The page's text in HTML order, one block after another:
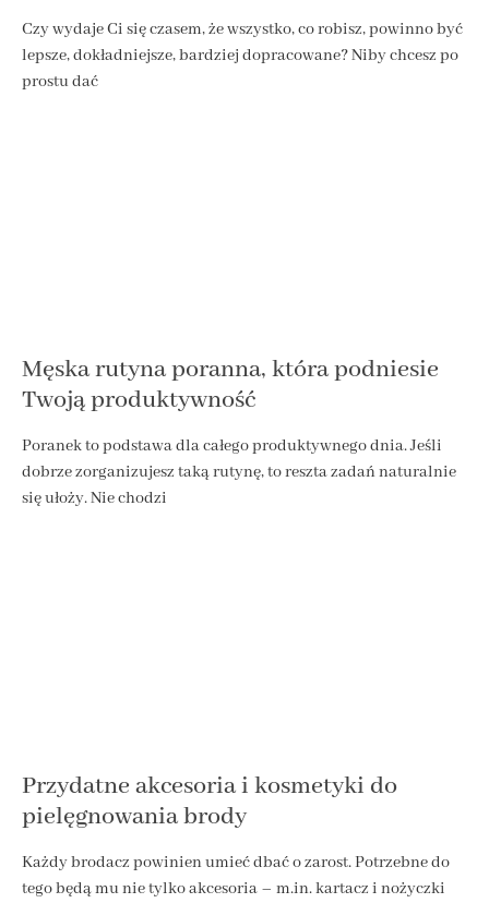
Czy wydaje Ci się czasem, że wszystko, co robisz, powinno być
lepsze, dokładniejsze, bardziej dopracowane? Niby chcesz po
prostu dać
Męska rutyna poranna, która podniesie
Twoją produktywność
Poranek to podstawa dla całego produktywnego dnia. Jeśli
dobrze zorganizujesz taką rutynę, to reszta zadań naturalnie
się ułoży. Nie chodzi
Przydatne akcesoria i kosmetyki do
pielęgnowania brody
Każdy brodacz powinien umieć dbać o zarost. Potrzebne do
tego będą mu nie tylko akcesoria – m.in. kartacz i nożyczki